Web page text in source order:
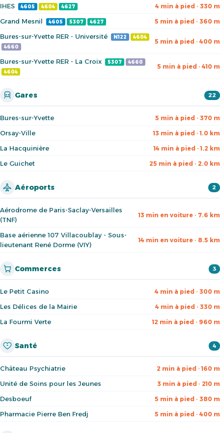
IHES 4605 4604 4627 4 min à pied · 330 m
Grand Mesnil 4605 5307 4627 5 min à pied · 360 m
Bures-sur-Yvette RER - Université N122
4604
4660
5 min à pied · 400 m
Bures-sur-Yvette RER - La Croix 5307
4660
4604
5 min à pied · 410 m
Gares 22
Bures-sur-Yvette 5 min à pied · 370 m
Orsay-Ville 13 min à pied · 1.0 km
La Hacquinière 14 min à pied · 1.2 km
Le Guichet 25 min à pied · 2.0 km
Aéroports 2
Aérodrome de Paris-Saclay-Versailles
(TNF)
13 min en voiture · 7.6 km
Base aérienne 107 Villacoublay - Sous-
lieutenant René Dorme (VIY)
14 min en voiture · 8.5 km
Commerces 3
Le Petit Casino 4 min à pied · 300 m
Les Délices de la Mairie 4 min à pied · 330 m
La Fourmi Verte 12 min à pied · 960 m
Santé 4
Château Psychiatrie 2 min à pied · 160 m
Unité de Soins pour les Jeunes 3 min à pied · 210 m
Desboeuf 5 min à pied · 380 m
Pharmacie Pierre Ben Fredj 5 min à pied · 400 m